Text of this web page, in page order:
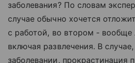
заболевания? По словам
случае обычно хочется
с работой, во втором - вообще
включая развлечения. В
заболевании, прокрастинация